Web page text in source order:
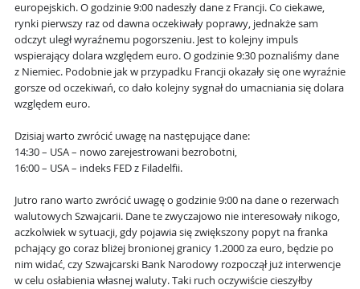
europejskich. O godzinie 9:00 nadeszły dane z Francji. Co ciekawe,
rynki pierwszy raz od dawna oczekiwały poprawy, jednakże sam
odczyt uległ wyraźnemu pogorszeniu. Jest to kolejny impuls
wspierający dolara względem euro. O godzinie 9:30 poznaliśmy dane
z Niemiec. Podobnie jak w przypadku Francji okazały się one wyraźnie
gorsze od oczekiwań, co dało kolejny sygnał do umacniania się dolara
względem euro.
Dzisiaj warto zwrócić uwagę na następujące dane:
14:30 – USA – nowo zarejestrowani bezrobotni,
16:00 – USA – indeks FED z Filadelfii.
Jutro rano warto zwrócić uwagę o godzinie 9:00 na dane o rezerwach
walutowych Szwajcarii. Dane te zwyczajowo nie interesowały nikogo,
aczkolwiek w sytuacji, gdy pojawia się zwiększony popyt na franka
pchający go coraz bliżej bronionej granicy 1.2000 za euro, będzie po
nim widać, czy Szwajcarski Bank Narodowy rozpoczął już interwencje
w celu osłabienia własnej waluty. Taki ruch oczywiście cieszyłby